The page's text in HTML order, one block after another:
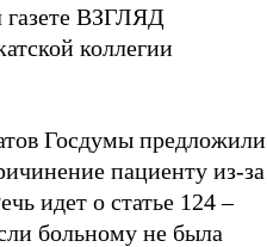
газете ВЗГЛЯД
коллегии
Госдумы предложили
пациенту из-за
идет о статье 124 –
больному не была